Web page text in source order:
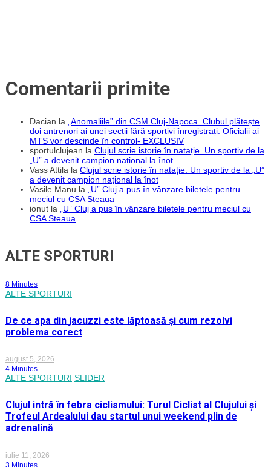
Comentarii primite
Dacian la
„Anomaliile” din CSM Cluj-Napoca. Clubul plătește
doi antrenori ai unei secții fără sportivi înregistrați. Oficialii ai
MTS vor descinde în control- EXCLUSIV
sportulclujean la Clujul scrie istorie în natație. Un sportiv de la
„U” a devenit campion național la înot
Vass Attila la Clujul scrie istorie în natație. Un sportiv de la „U”
a devenit campion național la înot
Vasile Manu la
„U” Cluj a pus în vânzare biletele pentru
meciul cu CSA Steaua
ionut la
„U” Cluj a pus în vânzare biletele pentru meciul cu
CSA Steaua
ALTE SPORTURI
8 Minutes
ALTE SPORTURI
De ce apa din jacuzzi este lăptoasă și cum rezolvi
problema corect
august 5, 2026
4 Minutes
ALTE SPORTURI SLIDER
Clujul intră în febra ciclismului: Turul Ciclist al Clujului și
Trofeul Ardealului dau startul unui weekend plin de
adrenalină
iulie 11, 2026
3 Minutes